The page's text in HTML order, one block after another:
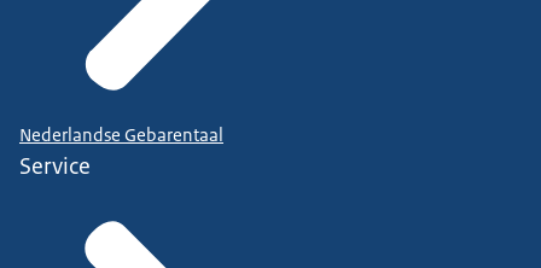
Nederlandse Gebarentaal
Service